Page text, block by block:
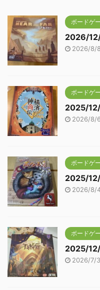
ボードゲ
2026/
2026/8/8
ボードゲ
2025/
2026/8/6
ボードゲ
2025/
2026/8/
ボードゲ
2025/
2026/7/